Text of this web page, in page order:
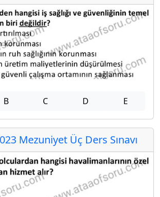
B C D E
Mezuniyet Üç Ders Sınavı